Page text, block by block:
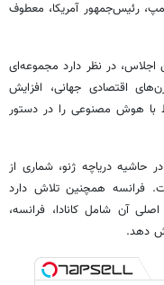
رئیس‌جمهور آمریکا، معطوف
اجلاس، در نظر دارد مجموعه‌ای
اقتصادی جهانی، افزایش
با هوش مصنوعی را در دستور
دریاچه ژنو، شماری از
فرانسه همچنین تلاش دارد
آن شامل کانادا، فرانسه،
دهد.